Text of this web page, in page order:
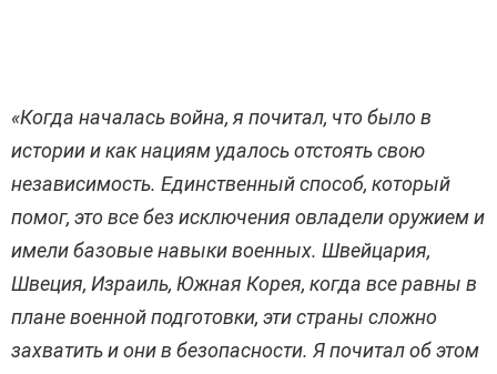
«Когда началась война, я почитал, что было в
истории и как нациям удалось отстоять свою
независимость. Единственный способ, который
помог, это все без исключения овладели оружием и
имели базовые навыки военных. Швейцария,
Швеция, Израиль, Южная Корея, когда все равны в
плане военной подготовки, эти страны сложно
захватить и они в безопасности. Я почитал об этом